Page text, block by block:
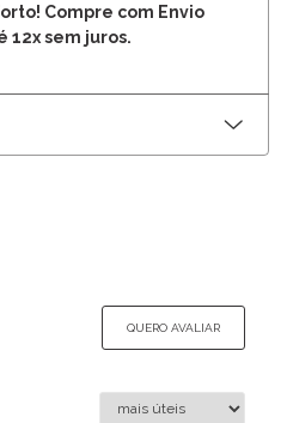
Compre com Envio
12x sem juros.
QUERO AVALIAR